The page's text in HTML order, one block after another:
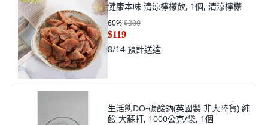
健康本味 清涼檸檬飲, 1個, 清涼檸檬
60%$300
$119
8/14 預計送達
生活態DO-碳酸鈉(英國製 非大陸貨) 純
鹼 大蘇打, 1000公克/袋, 1個